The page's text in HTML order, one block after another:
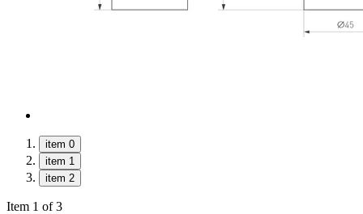
item 0
item 1
item 2
Item 1 of 3